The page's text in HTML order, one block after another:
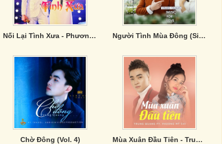
Nối Lại Tình Xưa - Phương Mỹ Chi; Trung Quang Người Tình Mùa Đông (Single)
Chờ Đông (Vol. 4) Mùa Xuân Đầu Tiên - Trung Quang- Phương Mỹ Chi